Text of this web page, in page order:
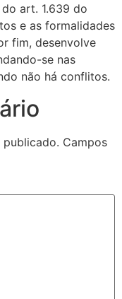
art. 1.639 do
e as formalidades
fim, desenvolve
se nas
não há conflitos.
publicado. Campos